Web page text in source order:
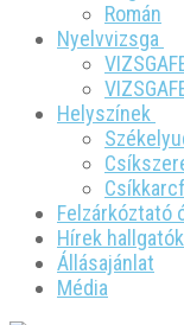
Román
Nyelvvizsga
Helyszínek
Felzárkóztató
Hírek
Állásajánlat
Média